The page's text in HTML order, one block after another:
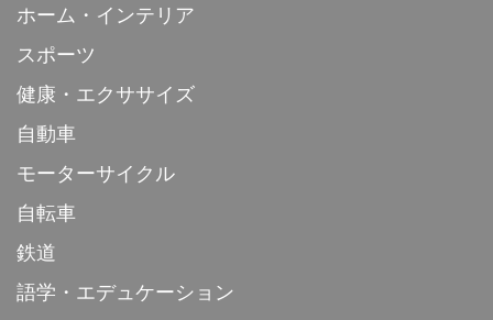
ホーム・インテリア
スポーツ
健康・エクササイズ
自動車
モーターサイクル
自転車
鉄道
語学・エデュケーション